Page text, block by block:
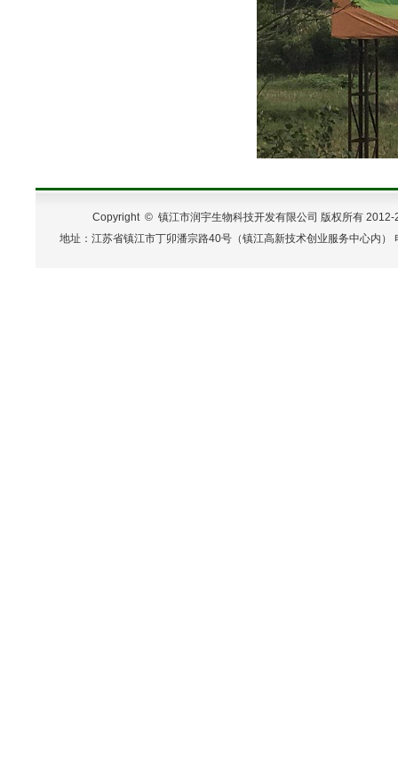
Copyright © 镇江市润宇生物科技开发有限公司 版权所有
地址：江苏省镇江市丁卯潘宗路40号（镇江高新技术创业服务中心内